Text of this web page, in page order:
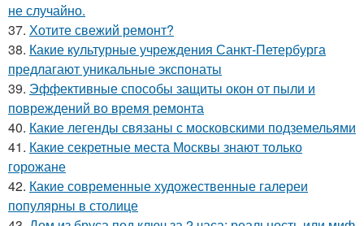
не случайно.
37. Хотите свежий ремонт?
38. Какие культурные учреждения Санкт-Петербурга
предлагают уникальные экспонаты
39. Эффективные способы защиты окон от пыли и
повреждений во время ремонта
40. Какие легенды связаны с московскими подземельями
41. Какие секретные места Москвы знают только
горожане
42. Какие современные художественные галереи
популярны в столице